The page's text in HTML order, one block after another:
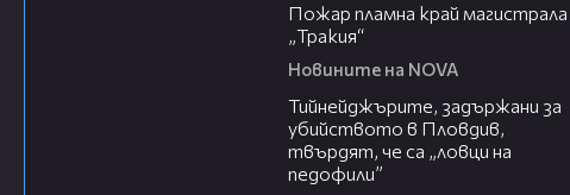
Пожар пламна край магистрала
„Тракия“
Новините на NOVA
Тийнейджърите, задържани за
убийството в Пловдив,
твърдят, че са „ловци на
педофили”